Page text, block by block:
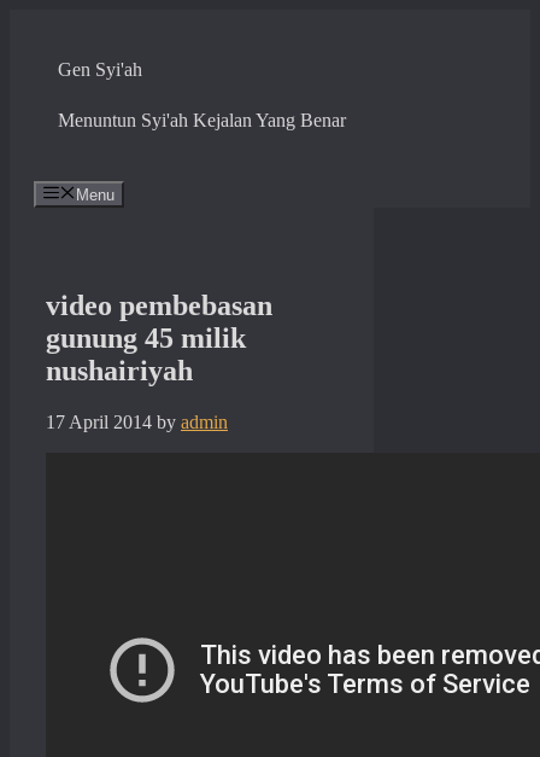
contentGen Syi'ah
Menuntun Syi'ah Kejalan Yang Benar
Menu
video pembebasan
gunung 45 milik
nushairiyah
17 April 2014 by admin